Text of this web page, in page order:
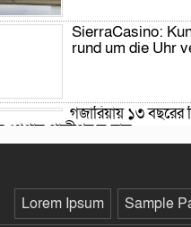
SierraCasino:
rund um die Uhr
গজারিয়ায় ১৩ বছরের
গাজীপুর সংবাদ
সৃজন-গাজীপুর সংবাদ
Lorem Ipsum
Sample